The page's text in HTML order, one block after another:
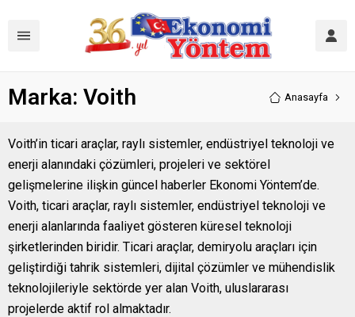
Marka: Voith Anasayfa
Voith’in ticari araçlar, raylı sistemler, endüstriyel teknoloji ve
enerji alanındaki çözümleri, projeleri ve sektörel
gelişmelerine ilişkin güncel haberler Ekonomi Yöntem’de.
Voith, ticari araçlar, raylı sistemler, endüstriyel teknoloji ve
enerji alanlarında faaliyet gösteren küresel teknoloji
şirketlerinden biridir. Ticari araçlar, demiryolu araçları için
geliştirdiği tahrik sistemleri, dijital çözümler ve mühendislik
teknolojileriyle sektörde yer alan Voith, uluslararası
projelerde aktif rol almaktadır.